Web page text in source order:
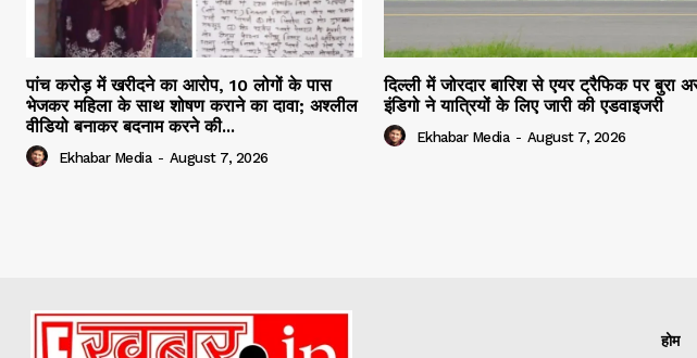
पांच करोड़ में खरीदने का आरोप, 10 लोगों के पास
भेजकर महिला के साथ शोषण कराने का दावा; अश्लील
वीडियो बनाकर बदनाम करने की...
Ekhabar Media - August 7, 2026
दिल्ली में जोरदार बारिश से एयर ट्रैफिक पर बुरा
इंडिगो ने यात्रियों के लिए जारी की एडवाइजरी
Ekhabar Media - August 7, 2026
होम